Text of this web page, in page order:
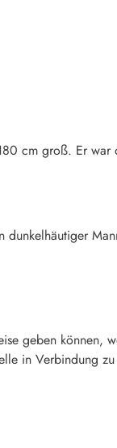
cm groß. Er
dunkelhäutiger
geben können,
in Verbindung zu